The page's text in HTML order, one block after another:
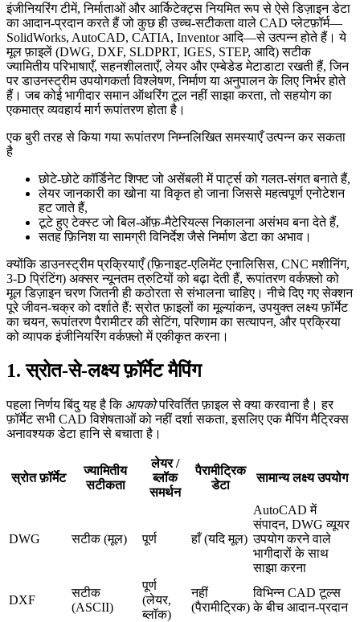
इंजीनियरिंग टीमें, निर्माताओं और आर्किटेक्ट्स नियमित रूप से ऐसे डिज़ाइन डेटा
का आदान‑प्रदान करते हैं जो कुछ ही उच्च‑सटीकता वाले CAD प्लेटफ़ॉर्म—
SolidWorks, AutoCAD, CATIA, Inventor आदि—से उत्पन्न होते हैं। ये
मूल फ़ाइलें (DWG, DXF, SLDPRT, IGES, STEP, आदि) सटीक
ज्यामितीय परिभाषाएँ, सहनशीलताएँ, लेयर और एम्बेडेड मेटाडाटा रखती हैं, जिन
पर डाउनस्ट्रीम उपयोगकर्ता विश्लेषण, निर्माण या अनुपालन के लिए निर्भर होते
हैं। जब कोई भागीदार समान ऑथरिंग टूल नहीं साझा करता, तो सहयोग का
एकमात्र व्यवहार्य मार्ग रूपांतरण होता है।
एक बुरी तरह से किया गया रूपांतरण निम्नलिखित समस्याएँ उत्पन्न कर सकता
है
छोटे‑छोटे कॉर्डिनेट शिफ्ट जो असेंबली में पार्ट्स को गलत‑संगत बनाते हैं,
लेयर जानकारी का खोना या विकृत हो जाना जिससे महत्वपूर्ण एनोटेशन
हट जाते हैं,
टूटे हुए टेक्स्ट जो बिल‑ऑफ़‑मैटेरियल्स निकालना असंभव बना देते हैं,
सतह फ़िनिश या सामग्री विनिर्देश जैसे निर्माण डेटा का अभाव।
क्योंकि डाउनस्ट्रीम प्रक्रियाएँ (फ़िनाइट‑एलिमेंट एनालिसिस, CNC मशीनिंग,
3‑D प्रिंटिंग) अक्सर न्यूनतम त्रुटियों को बढ़ा देती हैं, रूपांतरण वर्कफ़्लो को
मूल डिज़ाइन चरण जितनी ही कठोरता से संभालना चाहिए। नीचे दिए गए सेक्शन
पूरे जीवन‑चक्र को दर्शाते हैं: स्रोत फ़ाइलों का मूल्यांकन, उपयुक्त लक्ष्य फ़ॉर्मेट
का चयन, रूपांतरण पैरामीटर की सेटिंग, परिणाम का सत्यापन, और प्रक्रिया
को व्यापक इंजीनियरिंग वर्कफ़्लो में एकीकृत करना।
1. स्रोत‑से‑लक्ष्य फ़ॉर्मेट मैपिंग
पहला निर्णय बिंदु यह है कि आपकोपरिवर्तित फ़ाइल से क्या करवाना है। हर
फ़ॉर्मेट सभी CAD विशेषताओं को नहीं दर्शा सकता, इसलिए एक मैपिंग मैट्रिक्स
अनावश्यक डेटा हानि से बचाता है।
स्रोत फ़ॉर्मेट
ज्यामितीय
सटीकता
लेयर /
ब्लॉक
समर्थन
पैरामीट्रिक
डेटा
सामान्य लक्ष्य उपयोग
DWG सटीक (मूल) पूर्ण हाँ (यदि मूल)
AutoCAD में
संपादन, DWG व्यूयर
उपयोग करने वाले
भागीदारों के साथ
साझा करना
DXF
सटीक
(ASCII)
पूर्ण
(लेयर,
ब्लॉक)
नहीं
(पैरामीट्रिक)
विभिन्न CAD टूल्स
के बीच आदान‑प्रदान